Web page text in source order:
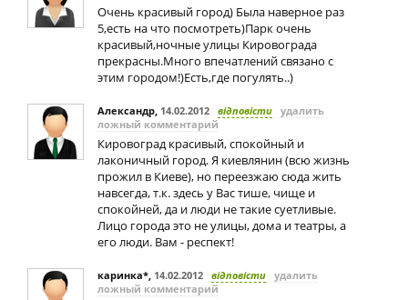
Очень красивый город) Была наверное раз
5,есть на что посмотреть)Парк очень
красивый,ночные улицы Кировограда
прекрасны.Много впечатлений связано с
этим городом!)Есть,где погулять..)
Александр, 14.02.2012 відповісти удалить
ложный комментарий
Кировоград красивый, спокойный и
лаконичный город. Я киевлянин (всю жизнь
прожил в Киеве), но переезжаю сюда жить
навсегда, т.к. здесь у Вас тише, чище и
спокойней, да и люди не такие суетливые.
Лицо города это не улицы, дома и театры, а
его люди. Вам - респект!
каринка*, 14.02.2012 відповісти удалить
ложный комментарий